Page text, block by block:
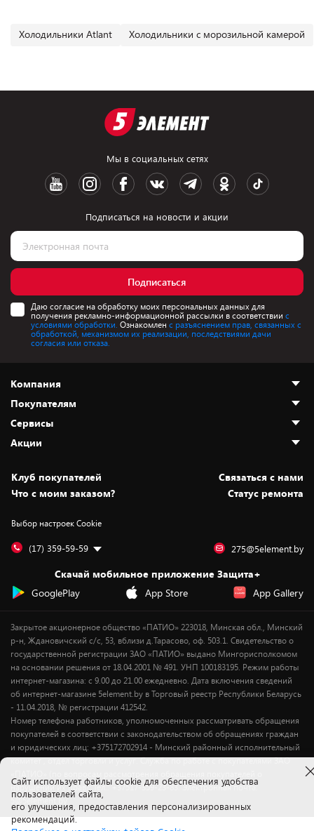
Холодильники Atlant Холодильники с морозильной камерой
Мы в социальных сетях
Подписаться на новости и акции
Подписаться
Даю согласие на обработку моих персональных данных для
получения рекламно-информационной рассылки в соответствии с
условиями обработки. Ознакомлен с разъяснением прав, связанных с
обработкой, механизмом их реализации, последствиями дачи
согласия или отказа.
Компания
О нас
Адреса магазинов
Новости
Статьи и обзоры
Вакансии
Дай пять добру!
Покупателям
Как сделать заказ
Оплата и доставка
Безналичный расчёт
Обмен и возврат товара
Обработка персональных данных
Подарочные карты
Сервисы
Установка техники
Для игровых консолей
Для мобильных устройств
Для компьютеров
Сервисные центры
Акции
Скидки и промокоды
Белорусские товары
Бонусы
Оплата частями
Уценка
Клуб покупателей
Cвязаться с нами
Что с моим заказом?
Статус ремонта
Выбор настроек Cookie
(17) 359-59-59 275@5element.by
Скачай мобильное приложение Защита+
GooglePlay
App Store App Gallery
Закрытое акционерное общество «ПАТИО» 223018, Минская обл., Минский
р-н, Ждановичский с/с, 53, вблизи д.Тарасово, оф. 503.1. Свидетельство о
государственной регистрации ЗАО «ПАТИО» выдано Мингорисполкомом
на основании решения от 18.04.2001 № 491. УНП 100183195. Режим работы
интернет-магазина: с 9.00 до 21.00 ежедневно. Дата включения сведений
об интернет-магазине 5element.by в Торговый реестр Республики Беларусь
- 11.04.2018, № регистрации 412542.
Номер телефона работников, уполномоченных рассматривать обращения
покупателей в соответствии с законодательством об обращениях граждан
и юридических лиц: +375172702914 - Минский районный исполнительный
комитет , отдел торговли и услуг. Служба по работе с покупателями ЗАО
нарушении их прав): Тел.: +37517-359-23-83. Электронная почта:
5@5element.by
Cайт использует файлы cookie для обеспечения удобства
пользователей сайта,
его улучшения, предоставления персонализированных
рекомендаций.